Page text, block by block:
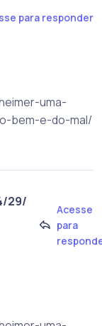
para responder
uma-
bem-e-do-mal/
29/
Acesse
para